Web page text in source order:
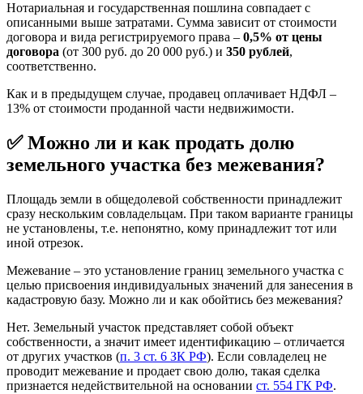
Нотариальная и государственная пошлина совпадает с
описанными выше затратами. Сумма зависит от стоимости
договора и вида регистрируемого права – 0,5% от цены
договора (от 300 руб. до 20 000 руб.) и 350 рублей,
соответственно.
Как и в предыдущем случае, продавец оплачивает НДФЛ –
13% от стоимости проданной части недвижимости.
✅ Можно ли и как продать долю
земельного участка без межевания?
Площадь земли в общедолевой собственности принадлежит
сразу нескольким совладельцам. При таком варианте границы
не установлены, т.е. непонятно, кому принадлежит тот или
иной отрезок.
Межевание – это установление границ земельного участка с
целью присвоения индивидуальных значений для занесения в
кадастровую базу. Можно ли и как обойтись без межевания?
Нет. Земельный участок представляет собой объект
собственности, а значит имеет идентификацию – отличается
от других участков (п. 3 ст. 6 ЗК РФ). Если совладелец не
проводит межевание и продает свою долю, такая сделка
признается недействительной на основании ст. 554 ГК РФ.